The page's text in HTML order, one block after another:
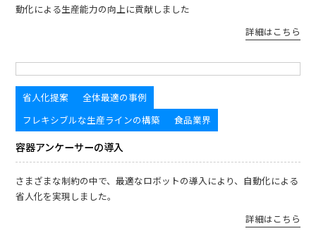
動化による生産能力の向上に貢献しました
詳細はこちら
省人化提案
全体最適の事例
フレキシブルな生産ラインの構築
食品業界
容器アンケーサーの導入
さまざまな制約の中で、最適なロボットの導入により、自動化による
省人化を実現しました。
詳細はこちら